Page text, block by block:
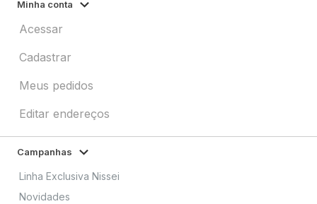
Minha conta
Acessar
Cadastrar
Meus pedidos
Editar endereços
Campanhas
Linha Exclusiva Nissei
Novidades